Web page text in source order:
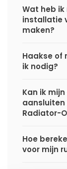
Wat heb
installatie
maken?
Haakse of
ik nodig?
Kan ik
Radiator-
Hoe
voor mijn